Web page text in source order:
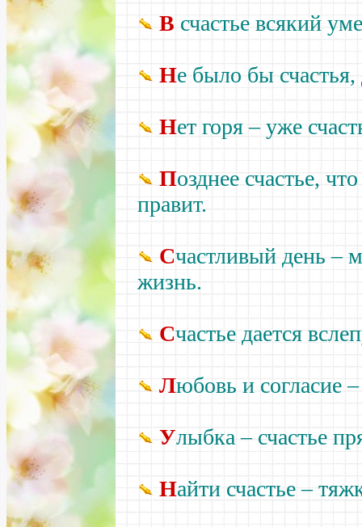
В счастье всякий
Не было бы счастья,
Нет горя –уже
Позднее счастье,
правит.
Счастливый день –
жизнь.
Счастье дается
Любовь и согласие –
Улыбка – счастье
Найти счастье –